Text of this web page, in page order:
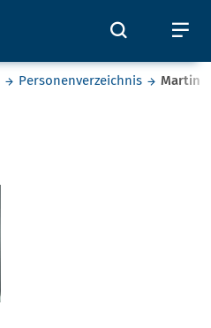
Öffnet
Personenverzeichnis Martin